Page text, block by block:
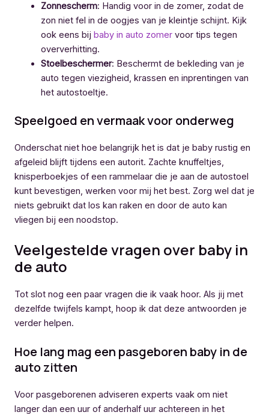
Zonnescherm: Handig voor in de zomer, zodat de
zon niet fel in de oogjes van je kleintje schijnt. Kijk
ook eens bij baby in auto zomervoor tips tegen
oververhitting.
Stoelbeschermer: Beschermt de bekleding van je
auto tegen viezigheid, krassen en inprentingen van
het autostoeltje.
Speelgoed en vermaak voor onderweg
Onderschat niet hoe belangrijk het is dat je baby rustig en
afgeleid blijft tijdens een autorit. Zachte knuffeltjes,
knisperboekjes of een rammelaar die je aan de autostoel
kunt bevestigen, werken voor mij het best. Zorg wel dat je
niets gebruikt dat los kan raken en door de auto kan
vliegen bij een noodstop.
Veelgestelde vragen over baby in
de auto
Tot slot nog een paar vragen die ik vaak hoor. Als jij met
dezelfde twijfels kampt, hoop ik dat deze antwoorden je
verder helpen.
Hoe lang mag een pasgeboren baby in de
auto zitten
Voor pasgeborenen adviseren experts vaak om niet
langer dan een uur of anderhalf uur achtereen in het